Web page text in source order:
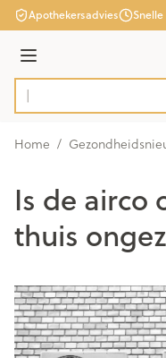
Ga naar de inhoud
Apothekersadvies
Menu
Product, merk,
Home /
Is de airco
thuis